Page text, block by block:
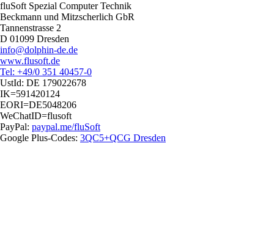
fluSoft Spezial Computer Technik
Beckmann und Mitzscherlich GbR
Tannenstrasse 2
D 01099 Dresden
info@dolphin-de.de
www.flusoft.de
Tel: +49/0 351 40457-0
UstId: DE 179022678
IK=591420124
EORI=DE5048206
WeChatID=flusoft
PayPal: paypal.me/fluSoft
Google Plus-Codes: 3QC5+QCG Dresden